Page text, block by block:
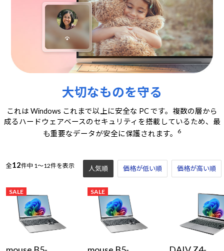
大切なものを守る
これは Windows これまで以上に安全な PC です。複数の層から
成るハードウェアベースのセキュリティを搭載しているため、最
も重要なデータが安全に保護されます。
6
全12件中 1～12件を表示 人気順 価格が低い順 価格が高い順
SALE SALE